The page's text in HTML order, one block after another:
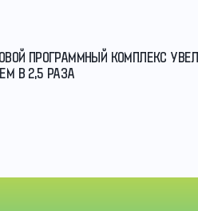
ПРОГРАММНЫЙ КОМПЛЕКС
В 2,5 РАЗА